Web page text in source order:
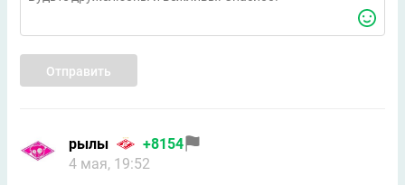
Отправить
рылы
+8154
4 мая, 19:52